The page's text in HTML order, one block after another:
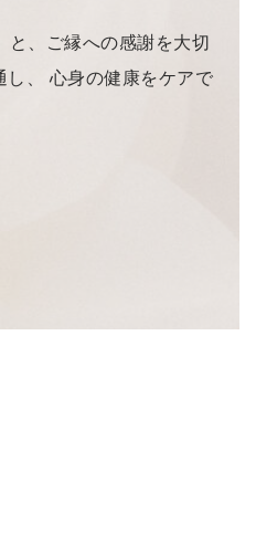
と、ご縁への感謝を大切
、 心身の健康をケアで